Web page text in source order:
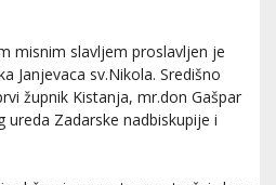
misnim slavljem proslavljen je
Janjevaca sv.Nikola. Središno
župnik Kistanja, mr.don Gašpar
Zadarske nadbiskupije i